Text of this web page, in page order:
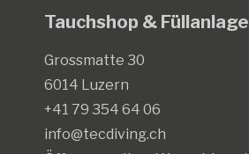
Tauchshop & Füllanlage
Grossmatte 30
6014 Luzern
+41 79 354 64 06
info@tecdiving.ch